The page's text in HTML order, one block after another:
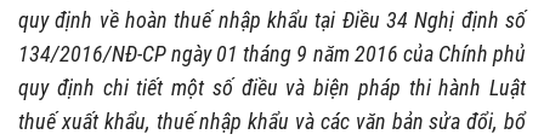
quy định về hoàn thuế nhập khẩu tại Điều 34 Nghị định số
134/2016/NĐ-CP ngày 01 tháng 9 năm 2016 của Chính phủ
quy định chi tiết một số điều và biện pháp thi hành Luật
thuế xuất khẩu, thuế nhập khẩu và các văn bản sửa đổi, bổ